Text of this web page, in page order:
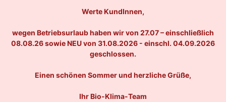
Werte KundInnen,
wegen Betriebsurlaub haben wir von 27.07 – einschließlich
08.08.26 sowie NEU von 31.08.2026 - einschl. 04.09.2026
geschlossen.
Einen schönen Sommer und herzliche Grüße,
Ihr Bio-Klima-Team